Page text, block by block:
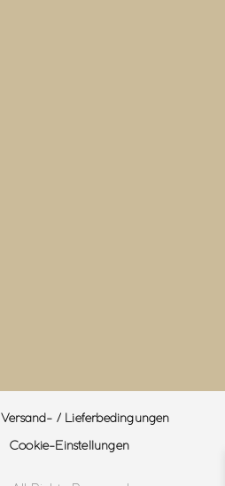
Versand- / Lieferbedingungen
Cookie-Einstellungen